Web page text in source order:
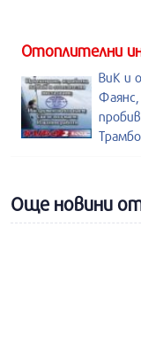
Отоплителни
ВиК и
Още новини